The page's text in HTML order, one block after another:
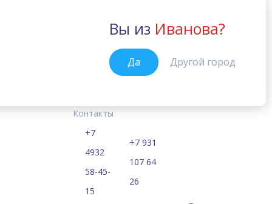
Иваново
Вы из Иванова?
Да Другой город
Цены
Контакты
+7
4932
58-45-
15
+7 931
107 64
26
График работы
праздники